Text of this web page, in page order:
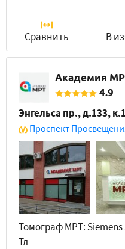
Сравнить В
Академия
4.9
Энгельса пр., д.133, к.1
Проспект
Томограф МРТ: Siemens
Тл